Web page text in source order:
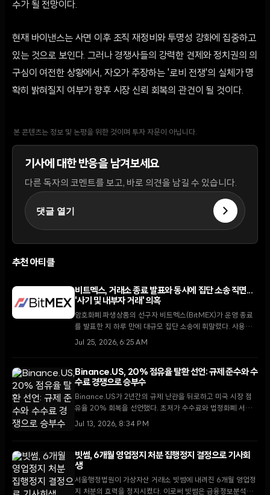
수가 될 전망이다.
현재 바이낸스는 사면 이후 조직 재정비와 투명성 강화에 집중하고
있는 것으로 보인다. 그러나 경쟁사들의 강력한 견제와 정치권의 의
구심이 여전한 상황에서, 자오가 주장하는 '로비 전쟁'의 실체가 명
확히 밝혀질지 여부가 향후 시장 신뢰 회복의 관건이 될 것이다.
본 콘텐츠는 정보 및 논평을 위한 것이며 투자 자문이 아닙니다.
기사에 대한 반응을 남겨보세요
다른 독자의 코멘트를 보고, 바로 의견을 남길 수 있습니다.
댓글 열기
추천 아티클
비트멕스, 거래소 종료 발표와 동시에 집단 소송 직면...
'사기 및 내부자 거래' 의혹
암호화폐 파생상품의 선구자 비트멕스(BitMEX)가 운영 종료
를 발표한 지 하루 만에 대규모 집단 소송에 휘말렸다. 사용자
들은 자산 회수를 서둘러야 하는 상황에서 플랫폼의 시스템적
Jul 25, 2026, 6:25 AM
Binance.US, 20% 점유율 탈환 선언: 규제 준수와 수
수료 경쟁으로 승부수
Binance.US가 2년간의 규제 난관을 뒤로하고 미국 시장 점
유율 20% 회복을 선언했다. 초저가 수수료와 법정화폐 서비
스 복구를 앞세워 코인베이스와 크라켄이 주도하는 시장 구도
Jul 13, 2026, 8:34 PM
빗썸, 6개월 영업정지 처분 집행정지 결정으로 기사회
생
서울행정법원이 가상자산 거래소 빗썸에 내려진 6개월 영업정
지 처분의 효력을 정지시켰다. 이로써 빗썸은 금융정보분석원